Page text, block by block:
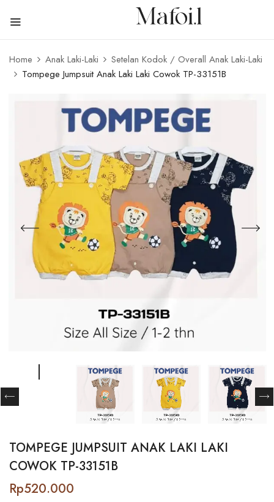
Home Anak Laki-Laki
Setelan Kodok / Overall Anak Laki-Laki
Tompege Jumpsuit Anak Laki Laki Cowok TP-33151B
TOMPEGE JUMPSUIT ANAK LAKI LAKI
COWOK TP-33151B
Rp520.000